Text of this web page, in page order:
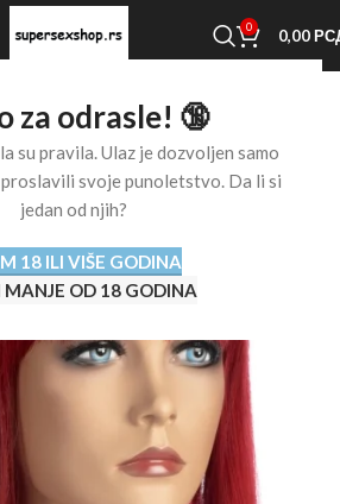
za odrasle! 🔞
su pravila. Ulaz je dozvoljen samo
svoje punoletstvo. Da li si
jedan od njih?
18 ILI VIŠE GODINA
OD 18 GODINA
0 0,00